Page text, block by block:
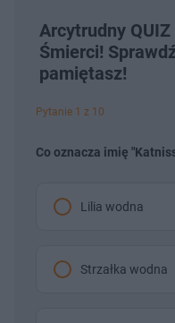
Arcytrudny
Śmierci!
pamiętasz!
Pytanie 1 z 10
Co oznacza imię
Lilia wodna
Strzałka wodna